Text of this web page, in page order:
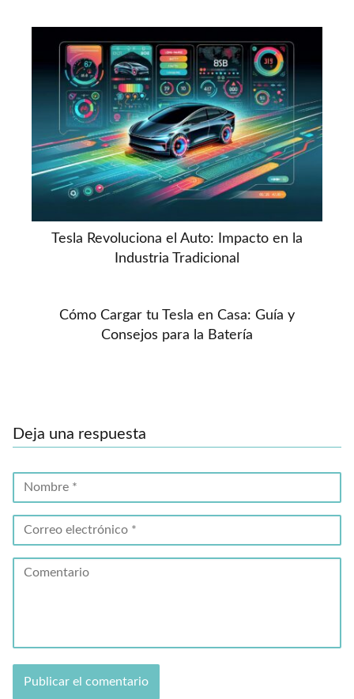
Tesla Revoluciona el Auto: Impacto en la
Industria Tradicional
Cómo Cargar tu Tesla en Casa: Guía y
Consejos para la Batería
Deja una respuesta